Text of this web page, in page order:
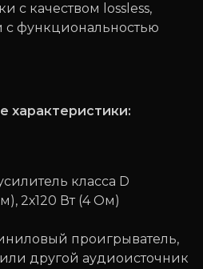
с качеством lossless,
функциональностью
характеристики:
класса D
2х120 Вт (4 Ом)
проигрыватель,
другой аудиоисточник